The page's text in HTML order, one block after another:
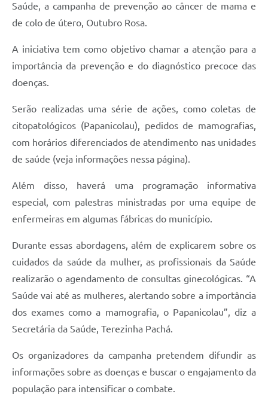
Saúde, a campanha de prevenção ao câncer de mama e
de colo de útero, Outubro Rosa.
A iniciativa tem como objetivo chamar a atenção para a
importância da prevenção e do diagnóstico precoce das
doenças.
Serão realizadas uma série de ações, como coletas de
citopatológicos (Papanicolau), pedidos de mamografias,
com horários diferenciados de atendimento nas unidades
de saúde (veja informações nessa página).
Além disso, haverá uma programação informativa
especial, com palestras ministradas por uma equipe de
enfermeiras em algumas fábricas do município.
Durante essas abordagens, além de explicarem sobre os
cuidados da saúde da mulher, as profissionais da Saúde
realizarão o agendamento de consultas ginecológicas. “A
Saúde vai até as mulheres, alertando sobre a importância
dos exames como a mamografia, o Papanicolau”, diz a
Secretária da Saúde, Terezinha Pachá.
Os organizadores da campanha pretendem difundir as
informações sobre as doenças e buscar o engajamento da
população para intensificar o combate.